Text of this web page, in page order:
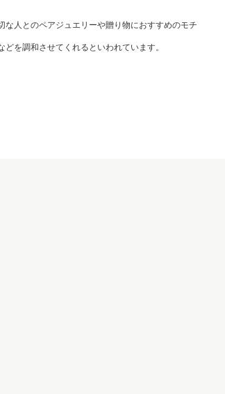
な人とのペアジュエリーや贈り物におすすめのモチ
を調和させてくれるといわれています。